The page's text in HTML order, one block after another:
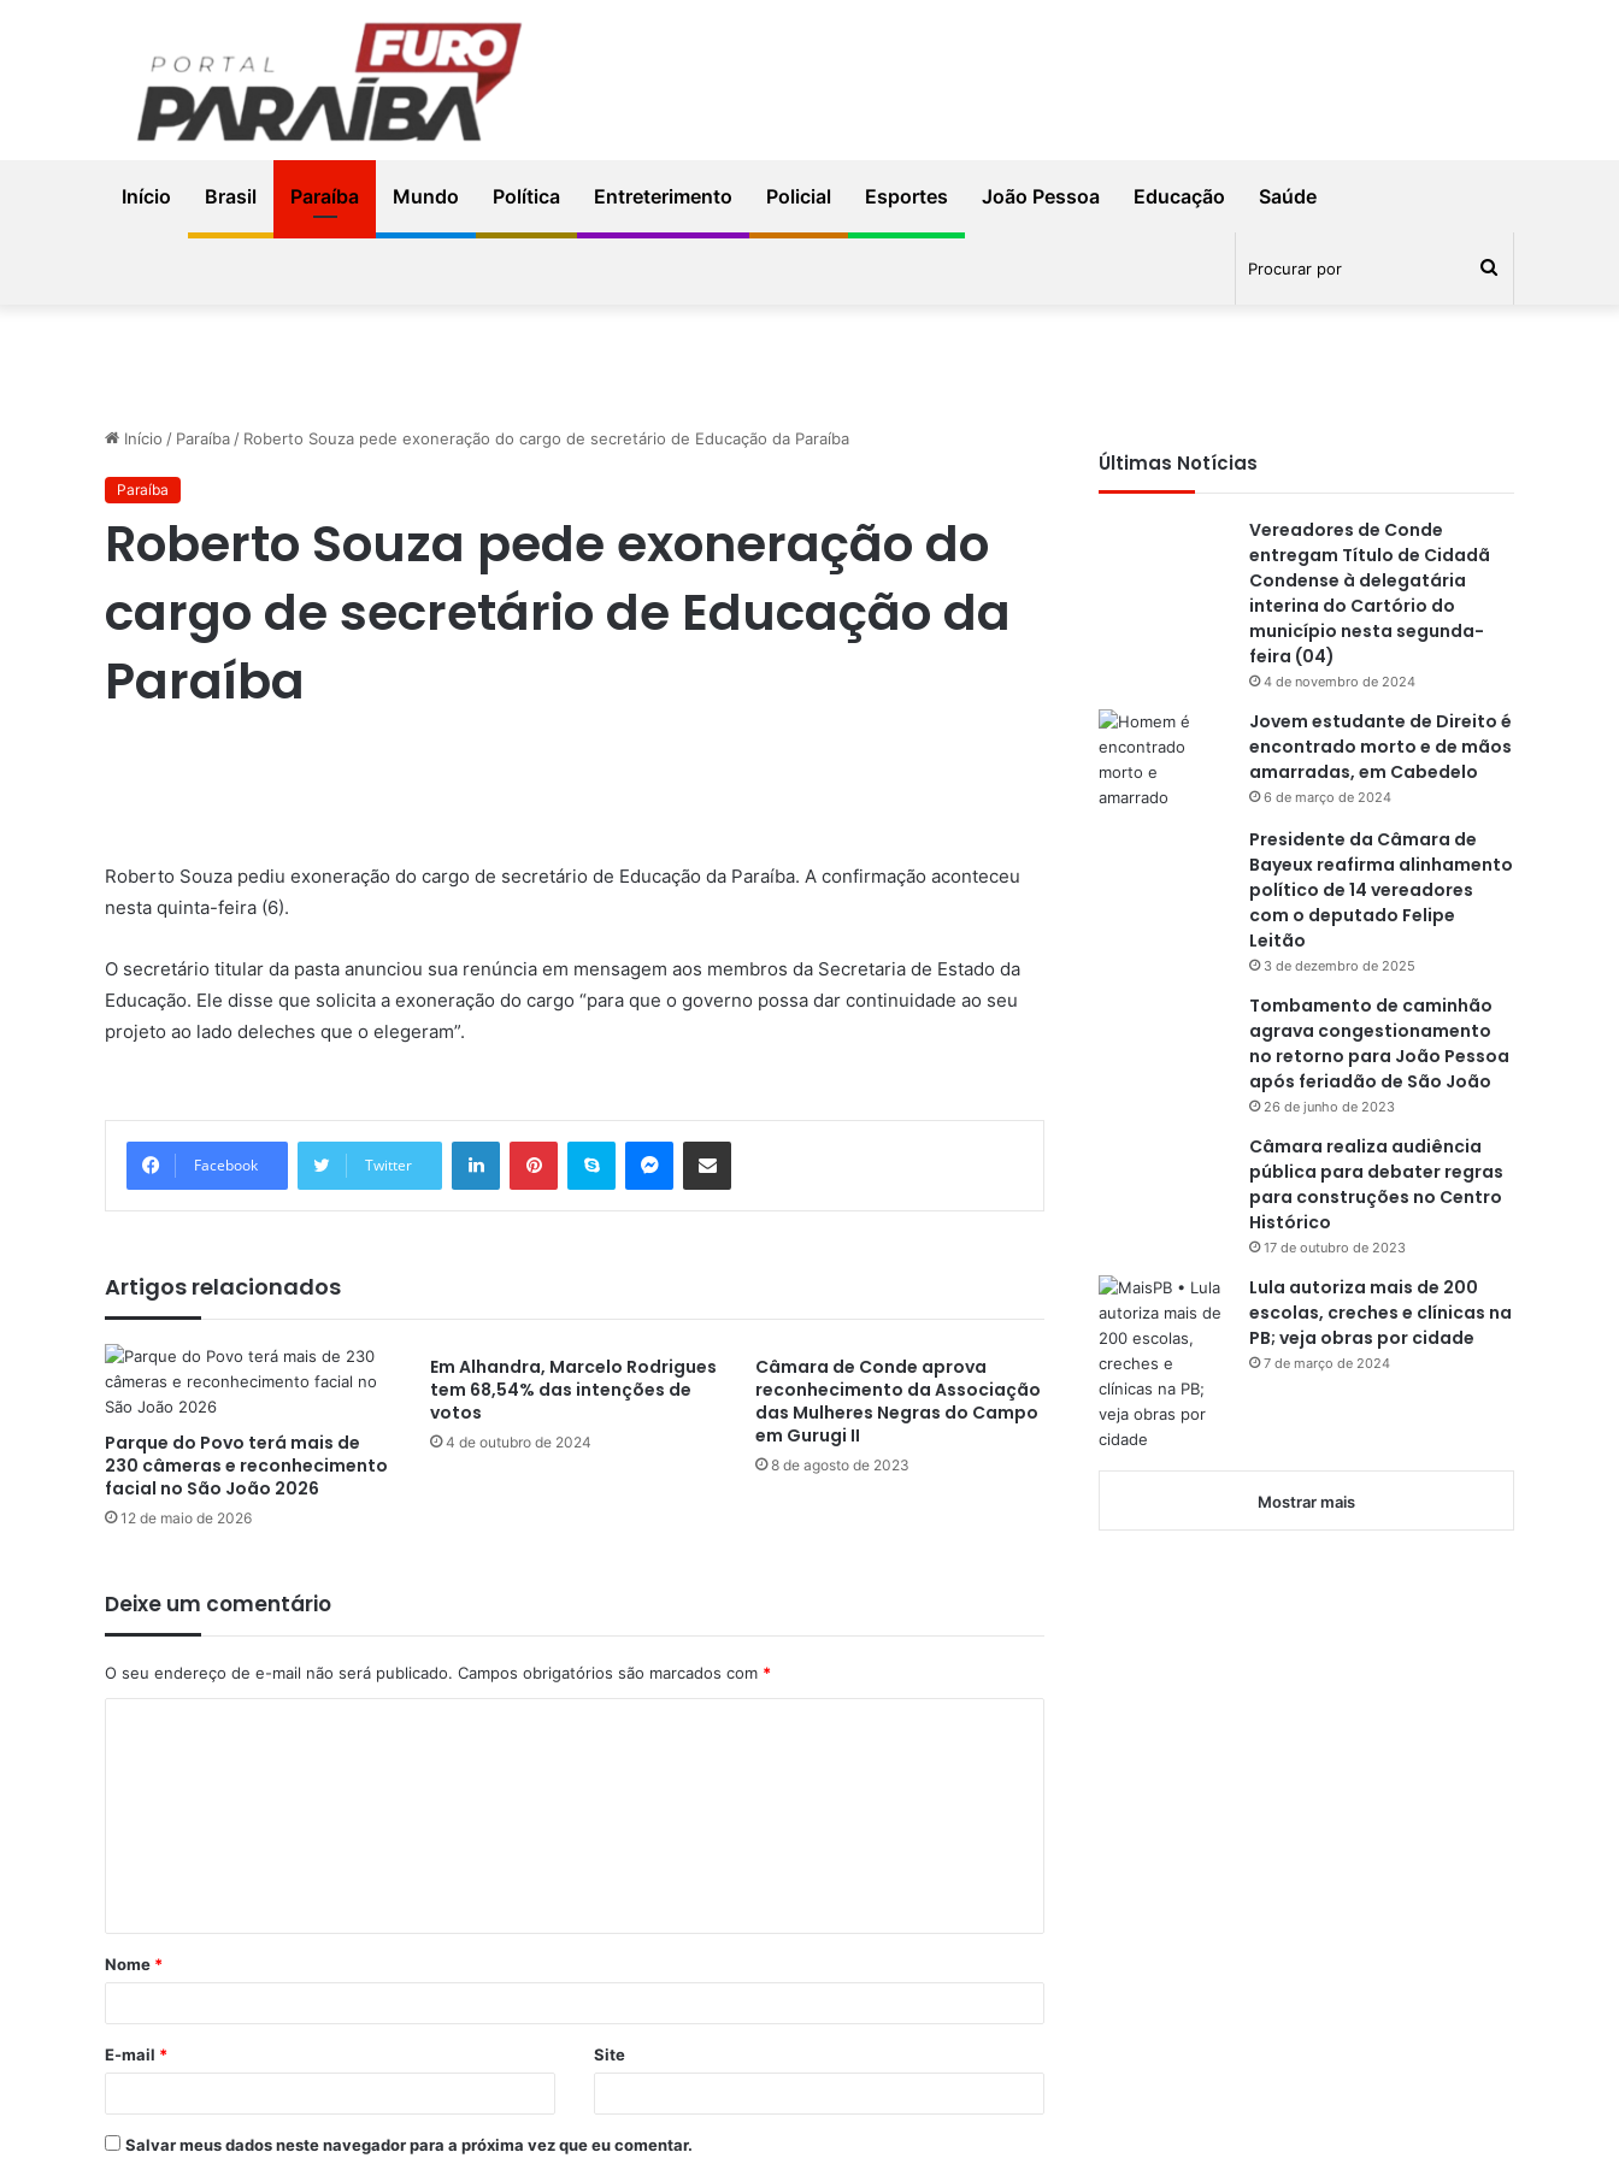
Início Brasil Paraíba Mundo Política Entreterimento Policial Esportes João Pessoa Educação Saúde
Início / Paraíba / Roberto Souza pede exoneração do cargo de secretário de Educação da Paraíba
Paraíba
Roberto Souza pede exoneração do
cargo de secretário de Educação da
Paraíba
Roberto Souza pediu exoneração do cargo de secretário de Educação da Paraíba. A confirmação aconteceu
nesta quinta-feira (6).
O secretário titular da pasta anunciou sua renúncia em mensagem aos membros da Secretaria de Estado da
Educação. Ele disse que solicita a exoneração do cargo “para que o governo possa dar continuidade ao seu
projeto ao lado deleches que o elegeram”.
Facebook Twitter
Artigos relacionados
Parque do Povo terá mais de
230 câmeras e reconhecimento
facial no São João 2026
12 de maio de 2026
Em Alhandra, Marcelo Rodrigues
tem 68,54% das intenções de
votos
4 de outubro de 2024
Câmara de Conde aprova
reconhecimento da Associação
das Mulheres Negras do Campo
em Gurugi II
8 de agosto de 2023
Deixe um comentário
O seu endereço de e-mail não será publicado. Campos obrigatórios são marcados com *
á
r
*
Nome *
E-mail * Site
Salvar meus dados neste navegador para a próxima vez que eu comentar.
Últimas Notícias
Vereadores de Conde
entregam Título de Cidadã
Condense à delegatária
interina do Cartório do
município nesta segunda-
feira (04)
4 de novembro de 2024
Jovem estudante de Direito é
encontrado morto e de mãos
amarradas, em Cabedelo
6 de março de 2024
Presidente da Câmara de
Bayeux reafirma alinhamento
político de 14 vereadores
com o deputado Felipe
Leitão
3 de dezembro de 2025
Tombamento de caminhão
agrava congestionamento
no retorno para João Pessoa
após feriadão de São João
26 de junho de 2023
Câmara realiza audiência
pública para debater regras
para construções no Centro
Histórico
17 de outubro de 2023
Lula autoriza mais de 200
escolas, creches e clínicas na
PB; veja obras por cidade
7 de março de 2024
Mostrar mais